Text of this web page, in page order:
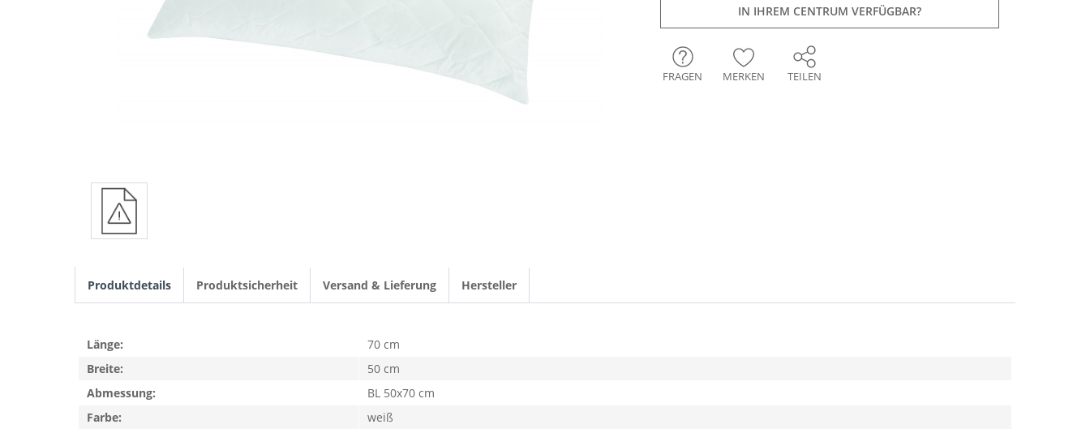
IN IHREM CENTRUM VERFÜGBAR?
FRAGEN MERKEN TEILEN
Produktdetails Produktsicherheit Versand & Lieferung Hersteller
Länge:
70 cm
Breite:
50 cm
Abmessung:
BL 50x70 cm
Farbe:
weiß